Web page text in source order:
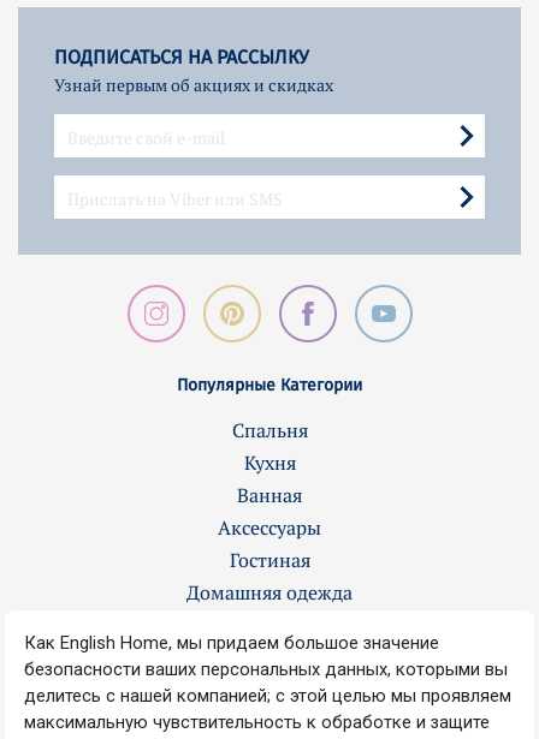
ПОДПИСАТЬСЯ НА РАССЫЛКУ
Узнай первым об акциях и скидках
Популярные Категории
Спальня
Кухня
Ванная
Аксессуары
Гостиная
Домашняя одежда
Контакты
О нас
Вакансии